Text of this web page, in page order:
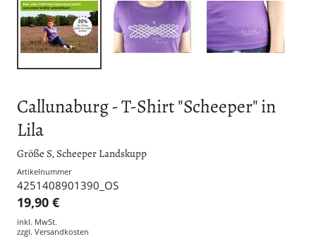
Callunaburg - T-Shirt "Scheeper" in
Lila
Größe S, Scheeper Landskupp
Artikelnummer
4251408901390_OS
19,90 €
inkl. MwSt.
zzgl. Versandkosten